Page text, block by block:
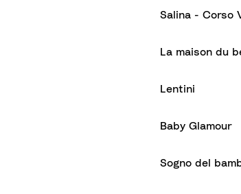
Salina - Corso
La maison du
Lentini
Baby Glamour
Sogno del